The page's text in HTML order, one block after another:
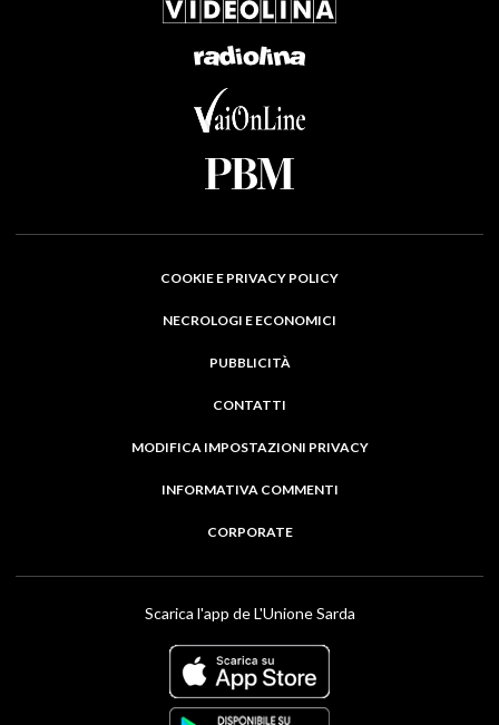
COOKIE E PRIVACY POLICY
NECROLOGI E ECONOMICI
PUBBLICITÀ
CONTATTI
MODIFICA IMPOSTAZIONI PRIVACY
INFORMATIVA COMMENTI
CORPORATE
Scarica l'app de L'Unione Sarda